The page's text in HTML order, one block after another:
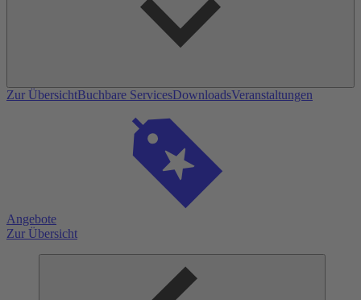
Zur ÜbersichtBuchbare ServicesDownloadsVeranstaltungen
Angebote
Zur Übersicht